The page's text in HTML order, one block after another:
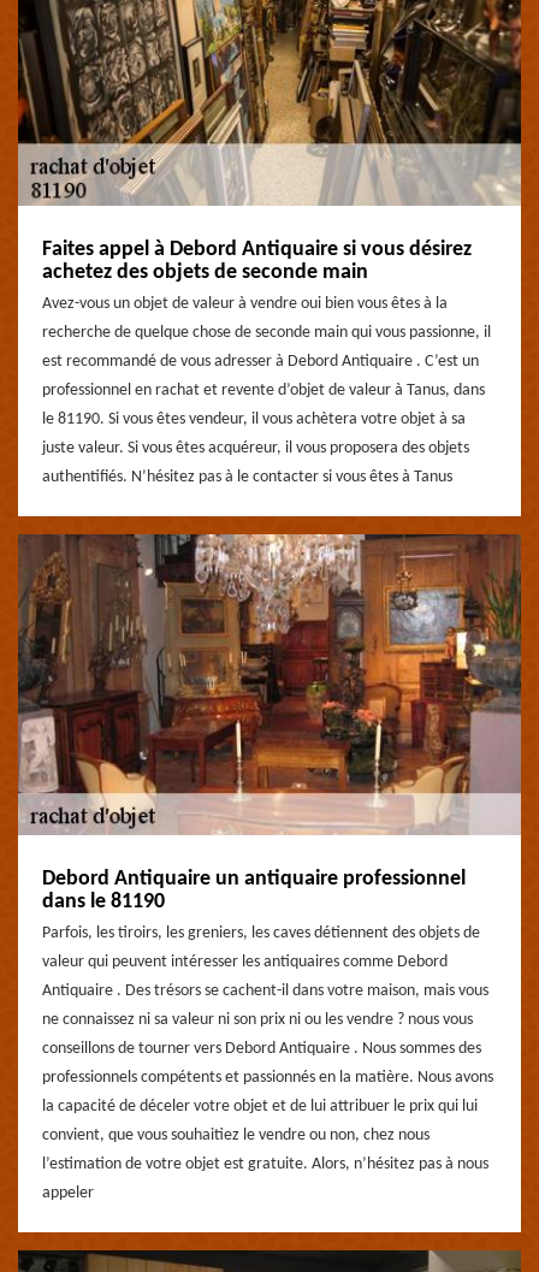
Faites appel à Debord Antiquaire si vous désirez
achetez des objets de seconde main
Avez-vous un objet de valeur à vendre oui bien vous êtes à la
recherche de quelque chose de seconde main qui vous passionne, il
est recommandé de vous adresser à Debord Antiquaire . C’est un
professionnel en rachat et revente d’objet de valeur à Tanus, dans
le 81190. Si vous êtes vendeur, il vous achètera votre objet à sa
juste valeur. Si vous êtes acquéreur, il vous proposera des objets
authentifiés. N’hésitez pas à le contacter si vous êtes à Tanus
Debord Antiquaire un antiquaire professionnel
dans le 81190
Parfois, les tiroirs, les greniers, les caves détiennent des objets de
valeur qui peuvent intéresser les antiquaires comme Debord
Antiquaire . Des trésors se cachent-il dans votre maison, mais vous
ne connaissez ni sa valeur ni son prix ni ou les vendre ? nous vous
conseillons de tourner vers Debord Antiquaire . Nous sommes des
professionnels compétents et passionnés en la matière. Nous avons
la capacité de déceler votre objet et de lui attribuer le prix qui lui
convient, que vous souhaitiez le vendre ou non, chez nous
l’estimation de votre objet est gratuite. Alors, n’hésitez pas à nous
appeler